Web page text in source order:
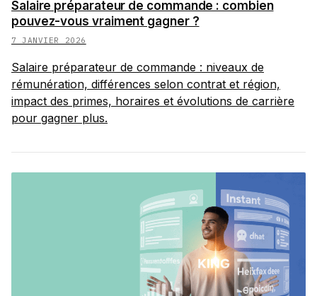
Salaire préparateur de commande : combien
pouvez-vous vraiment gagner ?
7 JANVIER 2026
Salaire préparateur de commande : niveaux de
rémunération, différences selon contrat et région,
impact des primes, horaires et évolutions de carrière
pour gagner plus.